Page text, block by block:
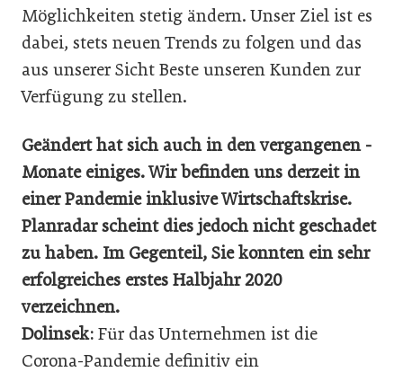
Möglichkeiten stetig ändern. Unser Ziel ist es
dabei, stets neuen Trends zu folgen und das
aus unserer Sicht Beste unseren Kunden zur
Verfügung zu stellen.
Geändert hat sich auch in den vergangenen ­
Monate einiges. Wir befinden uns derzeit in
einer Pandemie inklusive Wirtschaftskrise.
Planradar scheint dies jedoch nicht geschadet
zu haben. Im Gegenteil, Sie konnten ein sehr
erfolgreiches ­erstes Halbjahr 2020
verzeichnen.
Dolinsek: Für das Unternehmen ist die
Corona-­Pandemie definitiv ein